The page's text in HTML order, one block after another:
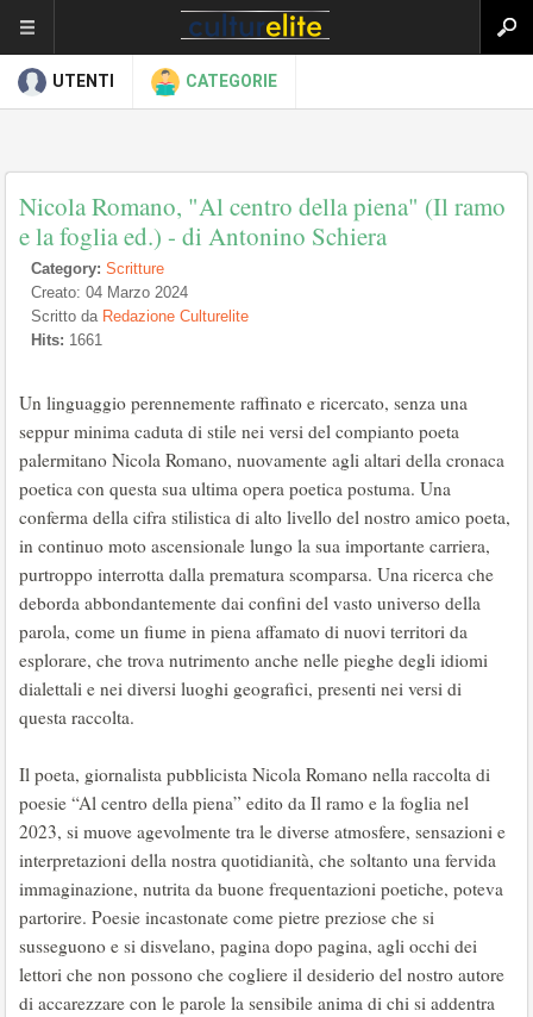
UTENTI CATEGORIE
Nicola Romano, "Al centro della piena" (Il ramo
e la foglia ed.) - di Antonino Schiera
Category: Scritture
Creato: 04 Marzo 2024
Scritto da Redazione Culturelite
Hits: 1661
Un linguaggio perennemente raffinato e ricercato, senza una
seppur minima caduta di stile nei versi del compianto poeta
palermitano Nicola Romano, nuovamente agli altari della cronaca
poetica con questa sua ultima opera poetica postuma. Una
conferma della cifra stilistica di alto livello del nostro amico poeta,
in continuo moto ascensionale lungo la sua importante carriera,
purtroppo interrotta dalla prematura scomparsa. Una ricerca che
deborda abbondantemente dai confini del vasto universo della
parola, come un fiume in piena affamato di nuovi territori da
esplorare, che trova nutrimento anche nelle pieghe degli idiomi
dialettali e nei diversi luoghi geografici, presenti nei versi di
questa raccolta.
Il poeta, giornalista pubblicista Nicola Romano nella raccolta di
poesie “Al centro della piena” edito da Il ramo e la foglia nel
2023, si muove agevolmente tra le diverse atmosfere, sensazioni e
interpretazioni della nostra quotidianità, che soltanto una fervida
immaginazione, nutrita da buone frequentazioni poetiche, poteva
partorire. Poesie incastonate come pietre preziose che si
susseguono e si disvelano, pagina dopo pagina, agli occhi dei
lettori che non possono che cogliere il desiderio del nostro autore
di accarezzare con le parole la sensibile anima di chi si addentra